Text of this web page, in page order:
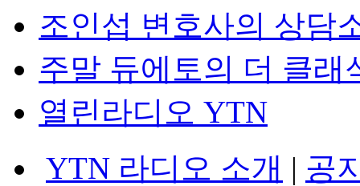
조인섭 변호사의 상담
주말 듀에토의 더 클래
열린라디오 YTN
YTN 라디오 소개 | 공